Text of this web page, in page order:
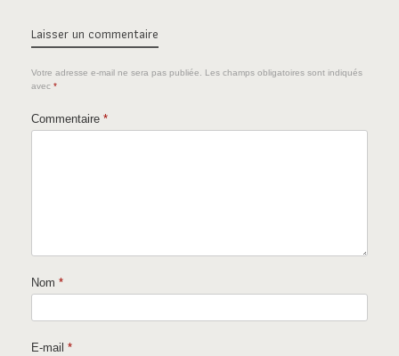
Laisser un commentaire
Votre adresse e-mail ne sera pas publiée. Les champs obligatoires sont indiqués
avec *
Commentaire *
Nom *
E-mail *